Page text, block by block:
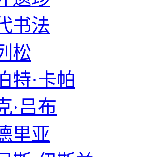
书法
松
特·卡帕
·吕布
里亚